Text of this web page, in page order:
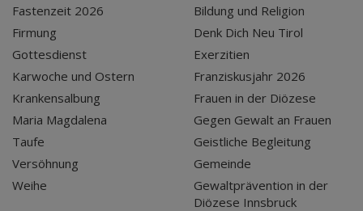
Fastenzeit 2026
Firmung
Gottesdienst
Karwoche und Ostern
Krankensalbung
Maria Magdalena
Taufe
Versöhnung
Weihe
Bildung und Religion
Denk Dich Neu Tirol
Exerzitien
Franziskusjahr 2026
Frauen in der Diözese
Gegen Gewalt an Frauen
Geistliche Begleitung
Gemeinde
Gewaltprävention in der
Diözese Innsbruck